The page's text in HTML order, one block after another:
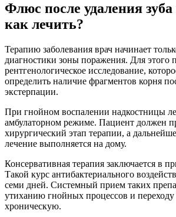
Флюс после удаления зуба
как лечить?
Терапию заболевания врач начинает
диагностики зоны поражения. Для этого
рентгенологическое исследование,
определить наличие фрагментов корня
экстерпации.
При гнойном воспалении надкостницы
амбулаторном режиме. Пациент должен
хирургический этап терапии, а
лечение выполняется на дому.
Консервативная терапия заключается в
Такой курс антибактериального
семи дней. Системный прием таких
утиханию гнойных процессов и переходу
хроническую.